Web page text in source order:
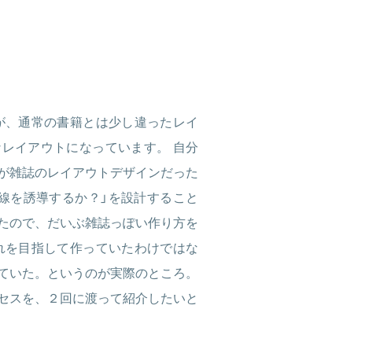
、通常の書籍とは少し違ったレイ
イアウトになっています。 自分
雑誌のレイアウトデザインだった
を誘導するか？」を設計すること
ので、だいぶ雑誌っぽい作り方を
目指して作っていたわけではな
た。というのが実際のところ。
スを、２回に渡って紹介したいと